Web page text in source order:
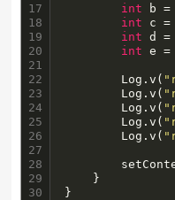
17
18
19
20
21
22
23
24
25
26
27
28
29
30
int b =
int c =
int d =
int e =
        Log.v(
        Log.v(
        Log.v(
        Log.v(
        Log.v(
    }
}